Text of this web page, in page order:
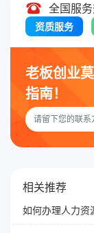
全国服
资质服务
老板创业
指南！
相关推荐
如何办理人力资